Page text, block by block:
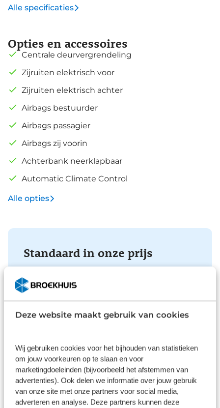
Deze website maakt gebruik van cookies
Wij gebruiken cookies voor het bijhouden van statistieken
om jouw voorkeuren op te slaan en voor
marketingdoeleinden (bijvoorbeeld het afstemmen van
advertenties). Ook delen we informatie over jouw gebruik
van onze site met onze partners voor social media,
adverteren en analyse. Deze partners kunnen deze
Alle specificaties
Opties en accessoires
Centrale deurvergrendeling
Zijruiten elektrisch voor
Zijruiten elektrisch achter
Airbags bestuurder
Airbags passagier
Airbags zij voorin
Achterbank neerklapbaar
Automatic Climate Control
Alle opties
Standaard in onze prijs
verzekering is van toepassing in alle landen die op
de groene kaart worden vermeld. Bij niet
verhaalbare schade betaalt u alleen uw eigen
risico.